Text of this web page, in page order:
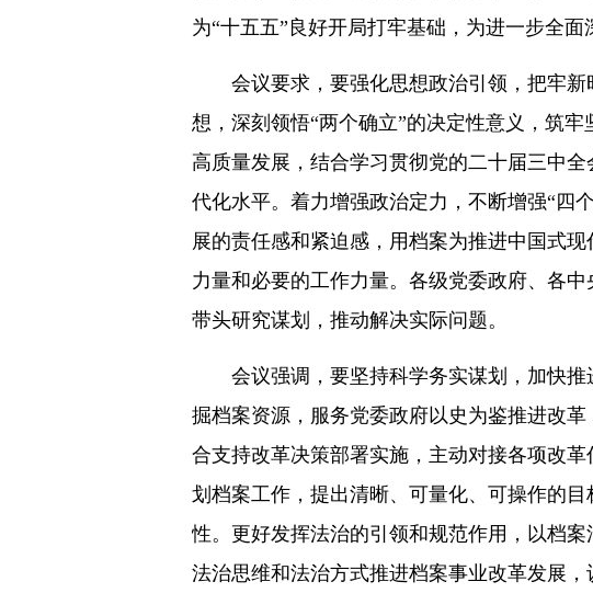
为“十五五”良好开局打牢基础，为进一步全
会议要求，要强化思想政治引领，把牢
想，深刻领悟“两个确立”的决定性意义，筑
高质量发展，结合学习贯彻党的二十届三中
代化水平。着力增强政治定力，不断增强“四
展的责任感和紧迫感，用档案为推进中国式
力量和必要的工作力量。各级党委政府、各
带头研究谋划，推动解决实际问题。
会议强调，要坚持科学务实谋划，加快
掘档案资源，服务党委政府以史为鉴推进改
合支持改革决策部署实施，主动对接各项改
划档案工作，提出清晰、可量化、可操作的
性。更好发挥法治的引领和规范作用，以档
法治思维和法治方式推进档案事业改革发展